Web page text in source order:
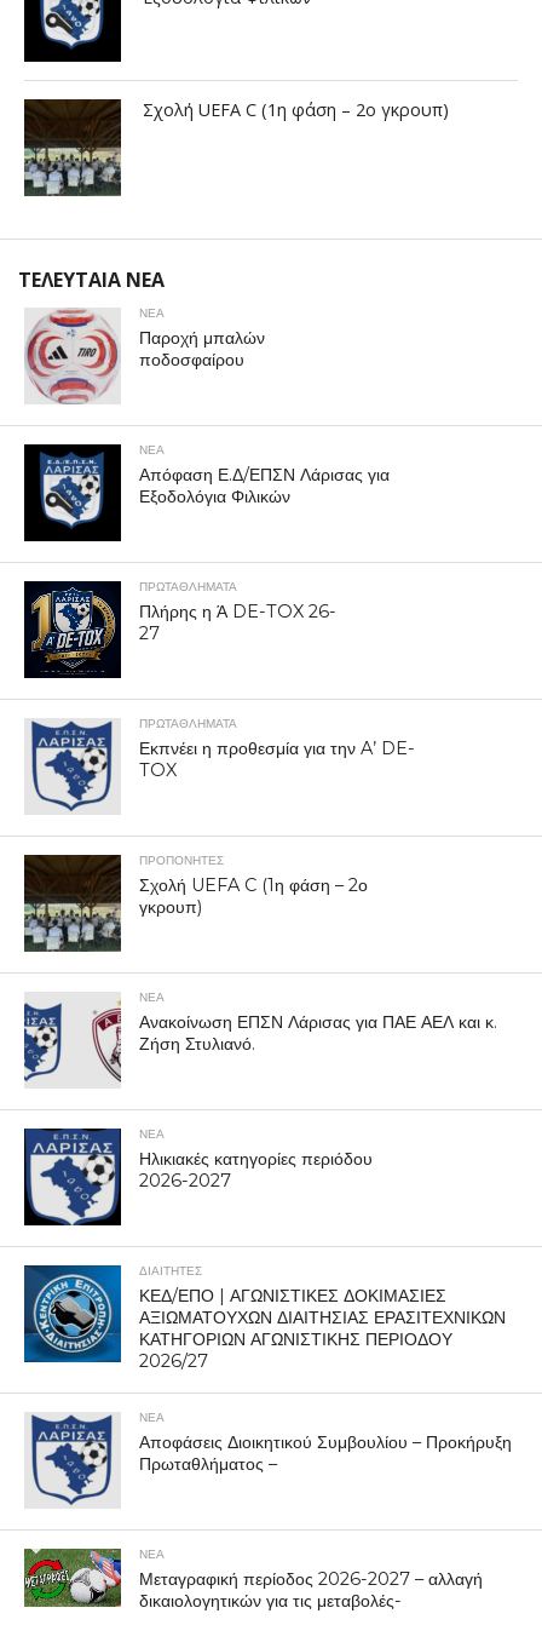
Σχολή UEFA C (1η φάση – 2ο γκρουπ)
ΤΕΛΕΥΤΑΙΑ ΝΕΑ
ΝΕΑ
Παροχή μπαλών
ποδοσφαίρου
ΝΕΑ
Απόφαση Ε.Δ/ΕΠΣΝ Λάρισας για
Εξοδολόγια Φιλικών
ΠΡΩΤΑΘΛΉΜΑΤΑ
Πλήρης η Ά DE-TOX 26-
27
ΠΡΩΤΑΘΛΉΜΑΤΑ
Εκπνέει η προθεσμία για την A’ DE-
TOX
ΠΡΟΠΟΝΗΤΈΣ
Σχολή UEFA C (1η φάση – 2ο
γκρουπ)
ΝΕΑ
Ανακοίνωση ΕΠΣΝ Λάρισας για ΠΑΕ ΑΕΛ και κ.
Ζήση Στυλιανό.
ΝΕΑ
Ηλικιακές κατηγορίες περιόδου
2026-2027
ΔΙΑΙΤΗΤΕΣ
ΚΕΔ/ΕΠΟ | ΑΓΩΝΙΣΤΙΚΕΣ ΔΟΚΙΜΑΣΙΕΣ
ΑΞΙΩΜΑΤΟΥΧΩΝ ΔΙΑΙΤΗΣΙΑΣ ΕΡΑΣΙΤΕΧΝΙΚΩΝ
ΚΑΤΗΓΟΡΙΩΝ ΑΓΩΝΙΣΤΙΚΗΣ ΠΕΡΙΟΔΟΥ
2026/27
ΝΕΑ
Αποφάσεις Διοικητικού Συμβουλίου – Προκήρυξη
Πρωταθλήματος –
ΝΕΑ
Μεταγραφική περίοδος 2026-2027 – αλλαγή
δικαιολογητικών για τις μεταβολές-